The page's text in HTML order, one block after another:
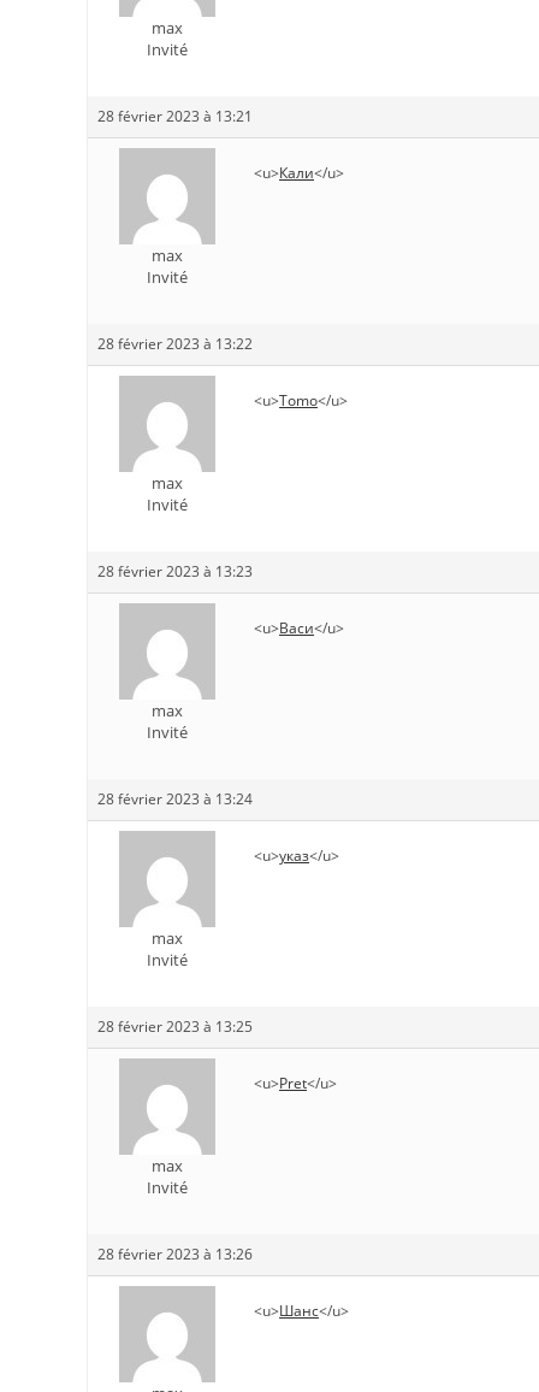
max
Invité
28 février 2023 à 13:21
max
Invité
<u>Кали</u>
28 février 2023 à 13:22
max
Invité
<u>Tomo</u>
28 février 2023 à 13:23
max
Invité
<u>Васи</u>
28 février 2023 à 13:24
max
Invité
<u>указ</u>
28 février 2023 à 13:25
max
Invité
<u>Pret</u>
28 février 2023 à 13:26
<u>Шанс</u>